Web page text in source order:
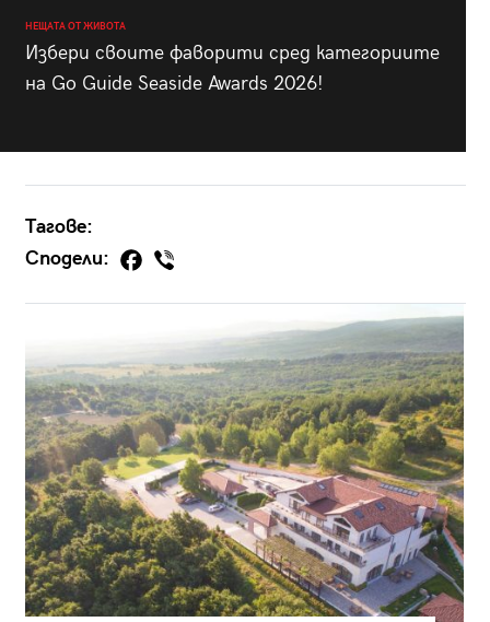
НЕЩАТА ОТ ЖИВОТА
Избери своите фаворити сред категориите
на Go Guide Seaside Awards 2026!
Тагове:
Сподели: